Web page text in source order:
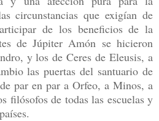
circunstancias que exigían de
de los beneficios de la
de Júpiter Amón se hicieron
y los de Ceres de Eleusis, a
las puertas del santuario de
par en par a Orfeo, a Minos, a
filósofos de todas las escuelas y